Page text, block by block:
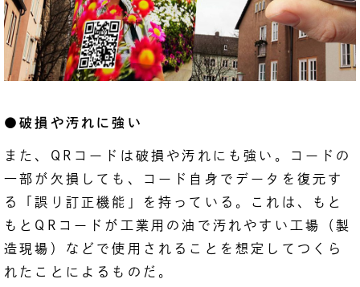
●破損や汚れに強い
また、QRコードは破損や汚れにも強い。コードの
一部が欠損しても、コード自身でデータを復元す
る「誤り訂正機能」を持っている。これは、もと
もとQRコードが工業用の油で汚れやすい工場（製
造現場）などで使用されることを想定してつくら
れたことによるものだ。